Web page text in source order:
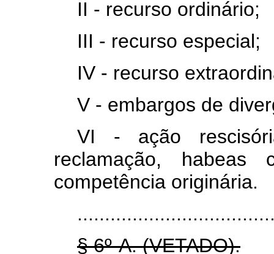
II - recurso ordinário;
III - recurso especial;
IV - recurso
V - embargos de
VI - ação
reclamação,
competência originária.
§ 6º-A. (VETADO).